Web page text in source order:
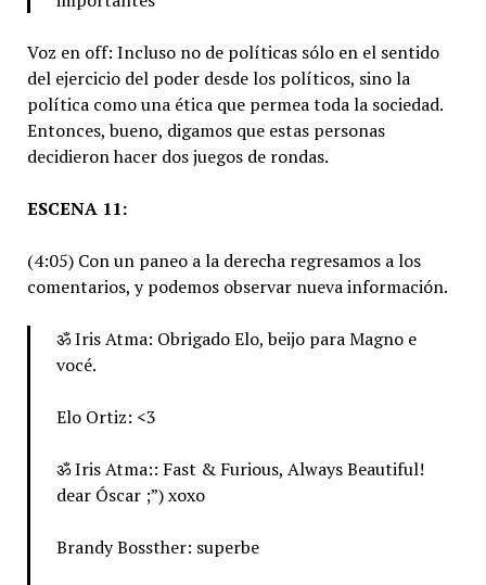
Voz en off: Incluso no de políticas sólo en el sentido
del ejercicio del poder desde los políticos, sino la
política como una ética que permea toda la sociedad.
Entonces, bueno, digamos que estas personas
decidieron hacer dos juegos de rondas.
ESCENA 11:
(4:05) Con un paneo a la derecha regresamos a los
comentarios, y podemos observar nueva información.
ॐ Iris Atma: Obrigado Elo, beijo para Magno e
vocé.
Elo Ortiz: <3
ॐ Iris Atma:: Fast & Furious, Always Beautiful!
dear Óscar ;”) xoxo
Brandy Bossther: superbe